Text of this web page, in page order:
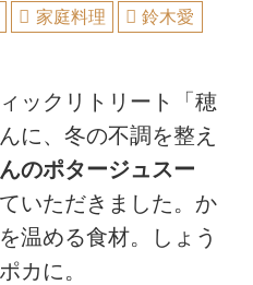
家庭料理 鈴木愛
ックリトリート「穂
に、冬の不調を整え
のポタージュスー
いただきました。か
温める食材。しょう
カに。